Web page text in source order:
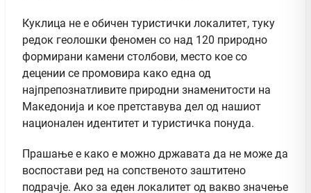
Куклица не е обичен туристички локалитет, туку
редок геолошки феномен со над 120 природно
формирани камени столбови, место кое со
децении се промовира како една од
најпрепознатливите природни знаменитости на
Македонија и кое претставува дел од нашиот
национален идентитет и туристичка понуда.
Прашање е како е можно државата да не може да
воспостави ред на сопственото заштитено
подрачје. Ако за еден локалитет од вакво значење